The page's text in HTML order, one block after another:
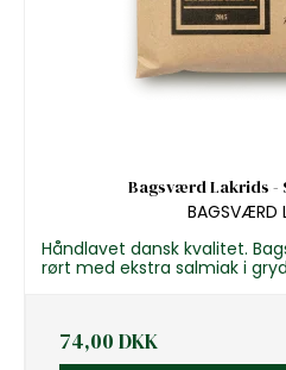
Bagsværd Lakrids -
BAGSVÆRD
Håndlavet dansk kvalitet.
rørt med ekstra salmiak i
74,00 DKK